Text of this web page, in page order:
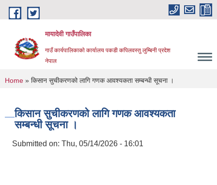
Skip to main content
मायादेवी गाउँपालिका
गाउँ कार्यपालिकाकाे कार्यालय पकडी कपिलवस्तु लुम्बिनी प्रदेश
नेपाल
You are here
Home » किसान सुचीकरणको लागि गणक आवश्यकता सम्बन्धी सूचना ।
किसान सुचीकरणको लागि गणक आवश्यकता
सम्बन्धी सूचना ।
Submitted on: Thu, 05/14/2026 - 16:01